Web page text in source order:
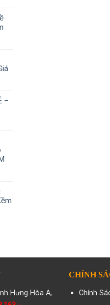
–
Hưng Hòa A,
CHÍNH
Chính